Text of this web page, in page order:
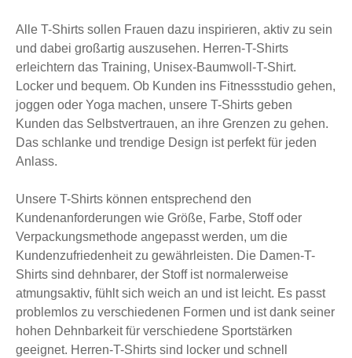
Alle T-Shirts sollen Frauen dazu inspirieren, aktiv zu sein
und dabei großartig auszusehen. Herren-T-Shirts
erleichtern das Training, Unisex-Baumwoll-T-Shirt.
Locker und bequem. Ob Kunden ins Fitnessstudio gehen,
joggen oder Yoga machen, unsere T-Shirts geben
Kunden das Selbstvertrauen, an ihre Grenzen zu gehen.
Das schlanke und trendige Design ist perfekt für jeden
Anlass.
Unsere T-Shirts können entsprechend den
Kundenanforderungen wie Größe, Farbe, Stoff oder
Verpackungsmethode angepasst werden, um die
Kundenzufriedenheit zu gewährleisten. Die Damen-T-
Shirts sind dehnbarer, der Stoff ist normalerweise
atmungsaktiv, fühlt sich weich an und ist leicht. Es passt
problemlos zu verschiedenen Formen und ist dank seiner
hohen Dehnbarkeit für verschiedene Sportstärken
geeignet. Herren-T-Shirts sind locker und schnell